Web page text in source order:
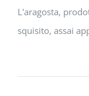
L'aragosta,
squisito, assai